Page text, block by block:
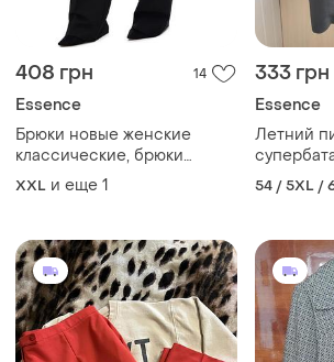
408 грн 14
Essence
Брюки новые женские
классические, брюки
деловые офисные офисные
большой размер essence
XXL и еще 1
333 грн
Essence
Летний
54 / 5XL /